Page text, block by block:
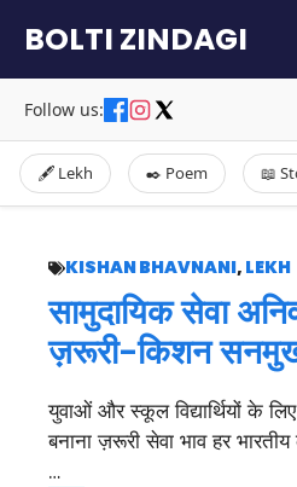
content
BOLTI ZINDAGI
Follow us:
🖋️ Lekh ✒️ Poem 📖
KISHAN BHAVNANI, LEKH
सामुदायिक सेवा
ज़रूरी-किशन
युवाओं और स्कूल विद्यार्थियों के
बनाना ज़रूरी सेवा भाव हर
…